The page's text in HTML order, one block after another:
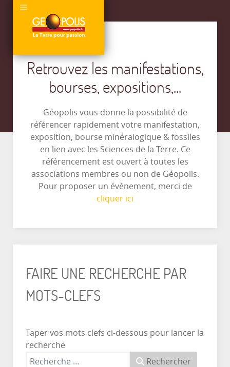
Retrouvez les manifestations,
bourses, expositions,...
Géopolis vous donne la possibilité de
référencer rapidement votre manifestation,
exposition, bourse minéralogique & fossiles
en lien avec les Sciences de la Terre. Ce
référencement est ouvert à toutes les
associations membres ou non de Géopolis.
Pour proposer un évènement, merci de
cliquer ici
FAIRE UNE RECHERCHE PAR
MOTS-CLEFS
Taper vos mots clefs ci-dessous pour lancer la
recherche
Rechercher